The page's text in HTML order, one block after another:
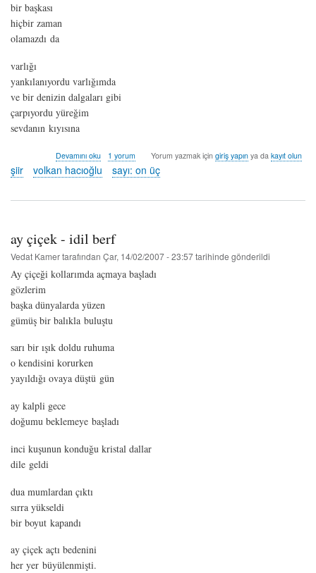
bir başkası
hiçbir zaman
olamazdı da
varlığı
yankılanıyordu varlığımda
ve bir denizin dalgaları gibi
çarpıyordu yüreğim
sevdanın kıyısına
yüreğimin
yıldızı
-
hacıoğlu
Devamını oku 1 yorum Yorum yazmak için giriş yapınya da kayıt olun
şiir volkan hacıoğlu sayı: on üç
ay çiçek - idil berf
Vedat Kamertarafından Çar, 14/02/2007 - 23:57tarihinde gönderildi
Ay çiçeği kollarımda açmaya başladı
gözlerim
başka dünyalarda yüzen
gümüş bir balıkla buluştu
sarı bir ışık doldu ruhuma
o kendisini korurken
yayıldığı ovaya düştü gün
ay kalpli gece
doğumu beklemeye başladı
inci kuşunun konduğu kristal dallar
dile geldi
dua mumlardan çıktı
sırra yükseldi
bir boyut kapandı
ay çiçek açtı bedenini
her yer büyülenmişti.